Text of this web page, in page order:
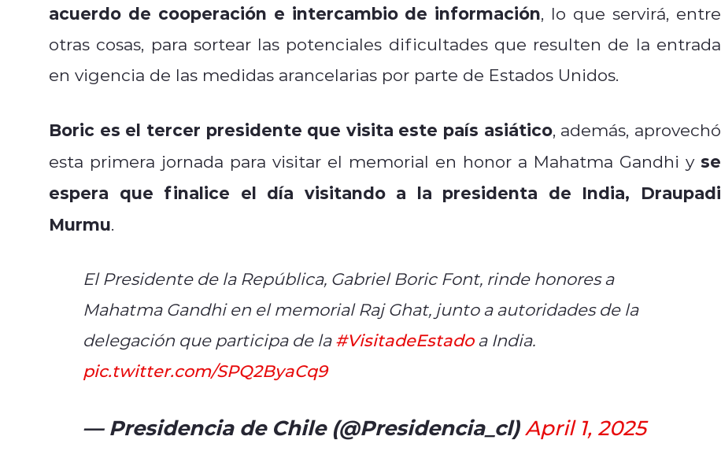
acuerdo de cooperación e intercambio de información, lo que servirá, entre
otras cosas, para sortear las potenciales dificultades que resulten de la entrada
en vigencia de las medidas arancelarias por parte de Estados Unidos.
Boric es el tercer presidente que visita este país asiático, además, aprovechó
esta primera jornada para visitar el memorial en honor a Mahatma Gandhi y se
espera que finalice el día visitando a la presidenta de India, Draupadi
Murmu.
El Presidente de la República, Gabriel Boric Font, rinde honores a
Mahatma Gandhi en el memorial Raj Ghat, junto a autoridades de la
delegación que participa de la#VisitadeEstadoa India.
pic.twitter.com/SPQ2ByaCq9
— Presidencia de Chile (@Presidencia_cl) April 1, 2025